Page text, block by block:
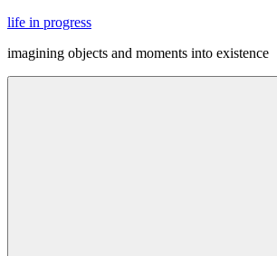
Skip
content
life in progress
imagining objects and moments into existence